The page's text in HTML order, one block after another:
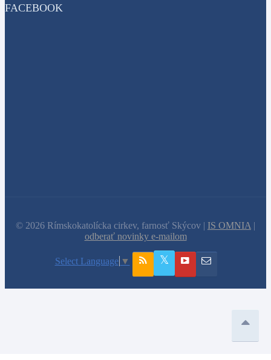
FACEBOOK
© 2026 Rímskokatolícka cirkev, farnosť Skýcov | IS OMNIA |
odberať novinky e-mailom
Select Language ▼